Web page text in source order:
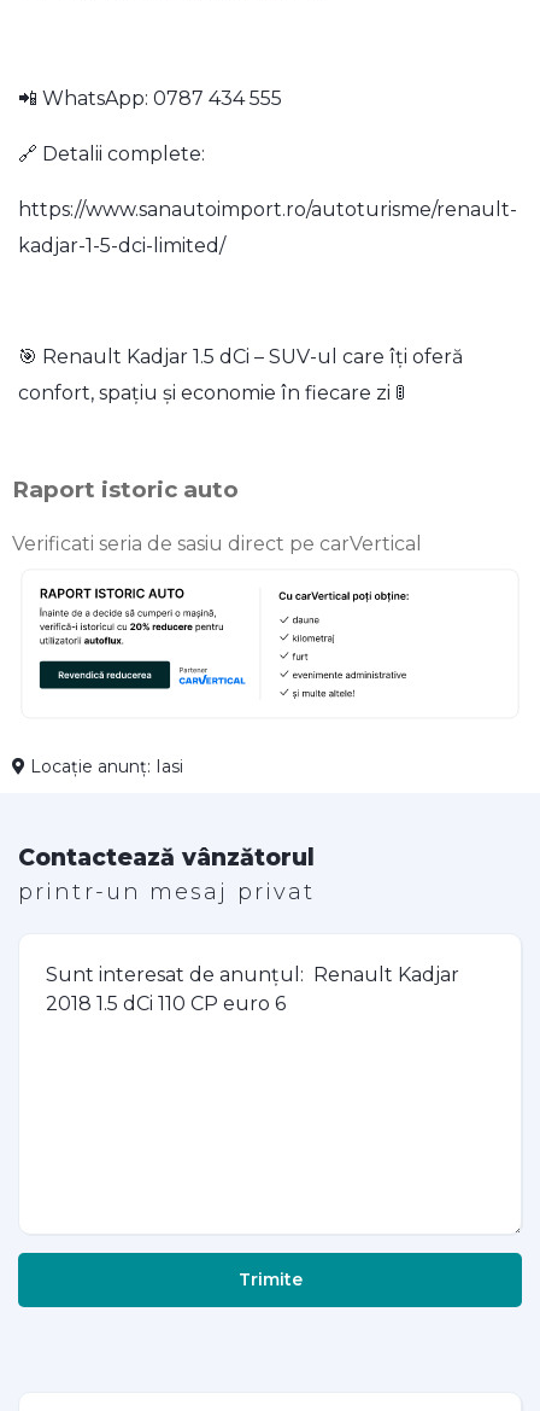
📲 WhatsApp: 0787 434 555
🔗 Detalii complete:
https://www.sanautoimport.ro/autoturisme/renault-
kadjar-1-5-dci-limited/
🎯 Renault Kadjar 1.5 dCi – SUV-ul care îți oferă
confort, spațiu și economie în fiecare zi 🚦
Raport istoric auto
Verificati seria de sasiu direct pe carVertical
Locație anunț: Iasi
Contactează vânzătorul
printr-un mesaj privat
Trimite